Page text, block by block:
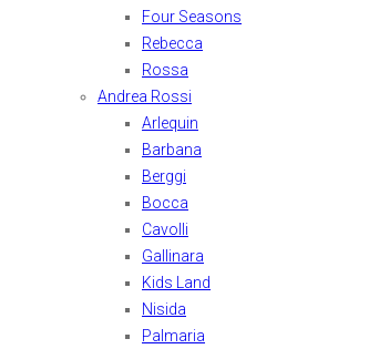
Four Seasons
Rebecca
Rossa
Andrea Rossi
Arlequin
Barbana
Berggi
Bocca
Cavolli
Gallinara
Kids Land
Nisida
Palmaria